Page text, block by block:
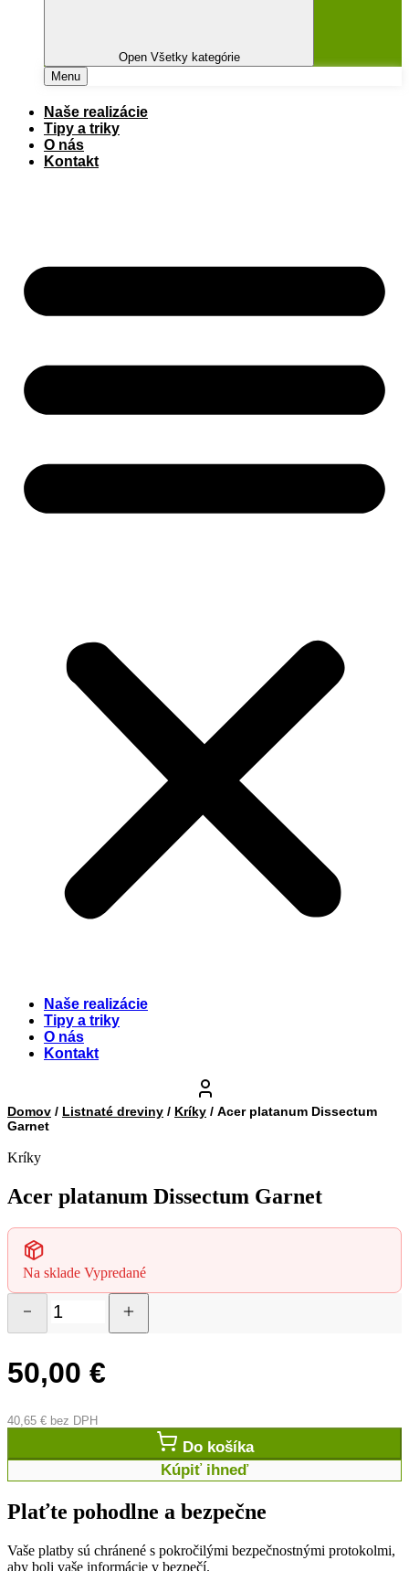
Open Všetky kategórie
Menu
Naše realizácie
Tipy a triky
O nás
Kontakt
Naše realizácie
Tipy a triky
O nás
Kontakt
Domov / Listnaté dreviny / Kríky / Acer platanum Dissectum
Garnet
Kríky
Acer platanum Dissectum Garnet
Na sklade Vypredané
50,00 €
40,65 € bez DPH
Do košíka
Kúpiť ihneď
Plaťte pohodlne a bezpečne
Vaše platby sú chránené s pokročilými bezpečnostnými protokolmi,
aby boli vaše informácie v bezpečí.